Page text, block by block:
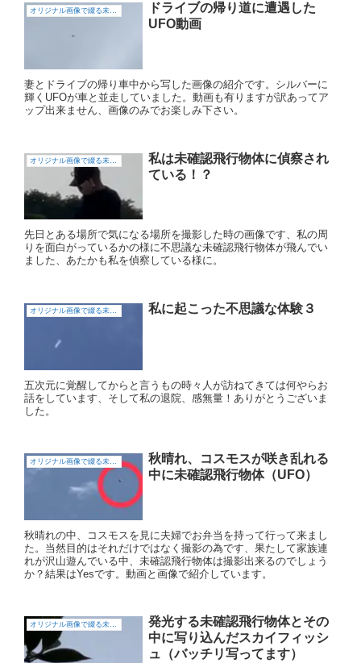
オリジナル画像で綴る未確認飛行物体（UFO)
ドライブの帰り道に遭遇した
UFO動画
妻とドライブの帰り車中から写した画像の紹介です。シルバーに
輝くUFOが車と並走していました。動画も有りますが訳あってア
ップ出来ません、画像のみでお楽しみ下さい。
オリジナル画像で綴る未確認飛行物体（UFO)
私は未確認飛行物体に偵察され
ている！？
先日とある場所で気になる場所を撮影した時の画像です、私の周
りを面白がっているかの様に不思議な未確認飛行物体が飛んでい
ました、あたかも私を偵察している様に。
オリジナル画像で綴る未確認飛行物体（UFO) 私に起こった不思議な体験３
五次元に覚醒してからと言うもの時々人が訪ねてきては何やらお
話をしています、そして私の退院、感無量！ありがとうございま
した。
オリジナル画像で綴る未確認飛行物体（UFO)
秋晴れ、コスモスが咲き乱れる
中に未確認飛行物体（UFO）
秋晴れの中、コスモスを見に夫婦でお弁当を持って行って来まし
た。当然目的はそれだけではなく撮影の為です、果たして家族連
れが沢山遊んでいる中、未確認飛行物体は撮影出来るのでしょう
か？結果はYesです。動画と画像で紹介しています。
オリジナル画像で綴る未確認飛行物体（UFO)
発光する未確認飛行物体とその
中に写り込んだスカイフィッシ
ュ（バッチリ写ってます）